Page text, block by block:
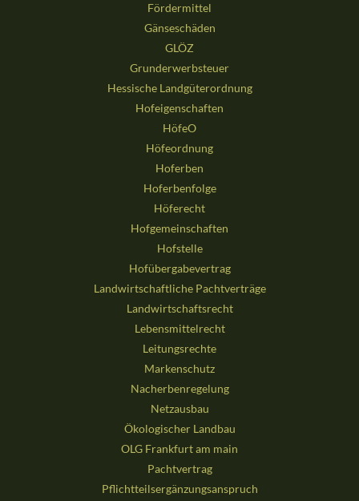
Fördermittel
Gänseschäden
GLÖZ
Grunderwerbsteuer
Hessische Landgüterordnung
Hofeigenschaften
HöfeO
Höfeordnung
Hoferben
Hoferbenfolge
Höferecht
Hofgemeinschaften
Hofstelle
Hofübergabevertrag
Landwirtschaftliche Pachtverträge
Landwirtschaftsrecht
Lebensmittelrecht
Leitungsrechte
Markenschutz
Nacherbenregelung
Netzausbau
Ökologischer Landbau
OLG Frankfurt am main
Pachtvertrag
Pflichtteilsergänzungsanspruch